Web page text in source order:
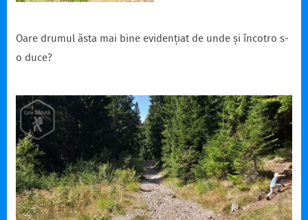
Oare drumul ăsta mai bine evidențiat de unde și încotro s-
o duce?